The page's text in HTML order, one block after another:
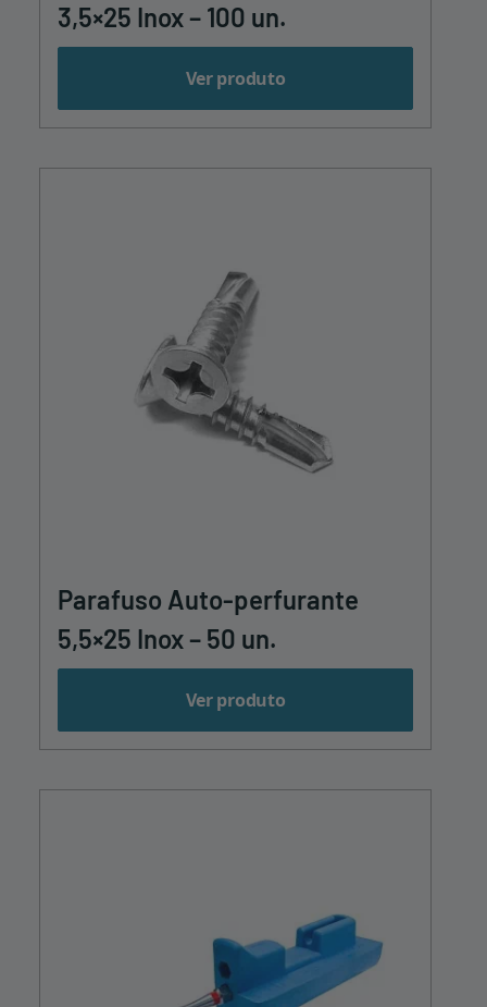
3,5×25 Inox – 100 un.
Ver produto
Parafuso Auto-perfurante
5,5×25 Inox – 50 un.
Ver produto